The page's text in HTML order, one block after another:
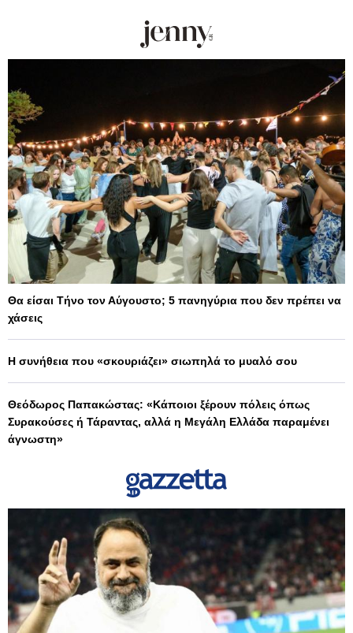
Θα είσαι Τήνο τον Αύγουστο; 5 πανηγύρια που δεν πρέπει να
χάσεις
Η συνήθεια που «σκουριάζει» σιωπηλά το μυαλό σου
Θεόδωρος Παπακώστας: «Κάποιοι ξέρουν πόλεις όπως
Συρακούσες ή Τάραντας, αλλά η Μεγάλη Ελλάδα παραμένει
άγνωστη»